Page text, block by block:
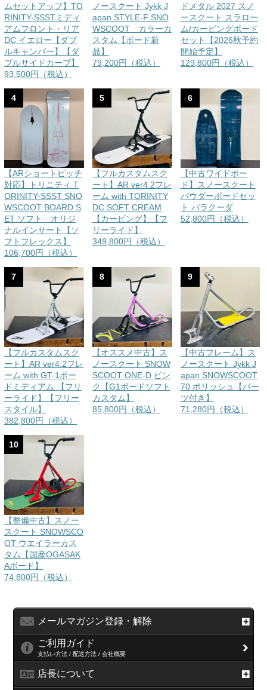
ムセットアップ】TO
RINITY-SSSTミディ
アムフロント・リア
DC イエロー【ダブ
ルキャンバー】【ダ
ブルサイドカーブ】
93,500円（税込）
ノースクート Jykk J
apan STYLE-F SNO
WSCOOT カラーカ
スタム【ボード新
品】
79,200円（税込）
ドメタル 2027 スノ
ースクート スラロー
ム/カービングボード
セット【2026秋予約
開始予定】
129,800円（税込）
4
【ARショートピッチ
対応】トリニティ T
ORINITY-SSST SNO
WSCOOT BOARD S
ET ソフト オリジ
ナルインサート【ソ
フトフレックス】
106,700円（税込）
5
【フルカスタムスク
ート】AR ver4.2フレ
ーム with TORINITY
DC SOFT CREAM
【カービング】【フ
リーライド】
349,800円（税込）
6
【中古ワイドボー
ド】スノースクート
パウダーボードセッ
ト バラクーダ
52,800円（税込）
7
【フルカスタムスク
ート】AR ver4.2フレ
ーム with GT-1ボー
ドミディアム 【フリ
ーライド】【フリー
スタイル】
382,800円（税込）
8
【オススメ中古】ス
ノースクート SNOW
SCOOT ONE-D ピン
ク【G1ボードソフト
カスタム】
85,800円（税込）
9
【中古フレーム】ス
ノースクート Jykk J
apan SNOWSCOOT
70 ポリッシュ【パー
ツ付き】
71,280円（税込）
10
【整備中古】スノー
スクート SNOWSCO
OT ウエイラーカス
タム【国産OGASAK
Aボード】
74,800円（税込）
メールマガジン登録・解除
ご利用ガイド
支払い方法 / 配送方法 / 会社概要
店長について